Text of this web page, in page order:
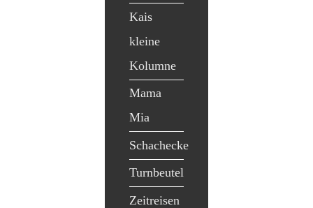
Kais
kleine
Kolumne
Mama
Mia
Schachecke
Turnbeutel
Zeitreisen